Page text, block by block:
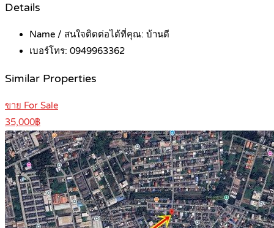
Details
Name / สนใจติดต่อได้ที่คุณ: บ้านดี
เบอร์โทร: 0949963362
Similar Properties
ขาย For Sale
35,000฿